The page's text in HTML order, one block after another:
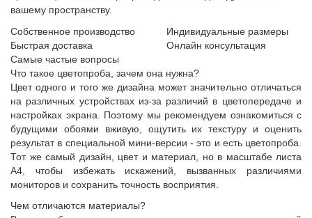
вашему пространству.
Собственное производство
Индивидуальные размеры
Быстрая доставка
Онлайн консультация
Самые частые вопросы
Что такое цветопроба, зачем она нужна?
Цвет одного и того же дизайна может значительно отличаться
на различных устройствах из-за различий в цветопередаче и
настройках экрана. Поэтому мы рекомендуем ознакомиться с
будущими обоями вживую, ощутить их текстуру и оценить
результат в специальной мини-версии - это и есть цветопроба.
Тот же самый дизайн, цвет и материал, но в масштабе листа
А4, чтобы избежать искажений, вызванных различиями
мониторов и сохранить точность восприятия.
Чем отличаются материалы?